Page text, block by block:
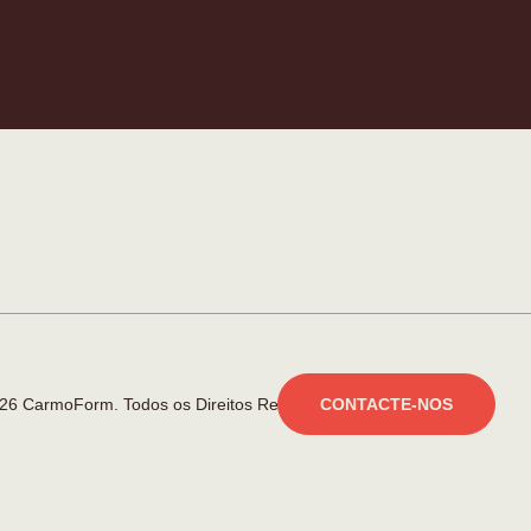
CONTACTE-NOS
CarmoForm. Todos os Direitos Reservados.made by KOBU